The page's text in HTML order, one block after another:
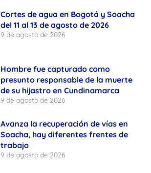
Cortes de agua en Bogotá y Soacha
del 11 al 13 de agosto de 2026
9 de agosto de 2026
Hombre fue capturado como
presunto responsable de la muerte
de su hijastro en Cundinamarca
9 de agosto de 2026
Avanza la recuperación de vías en
Soacha, hay diferentes frentes de
trabajo
9 de agosto de 2026